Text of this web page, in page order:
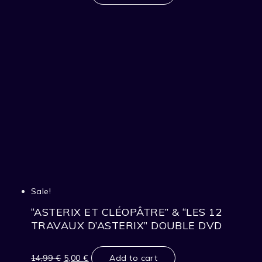
Sale!
“ASTERIX ET CLÉOPÂTRE” & “LES 12
TRAVAUX D’ASTERIX” DOUBLE DVD
14,99€ price
5,00€ price Add to cart